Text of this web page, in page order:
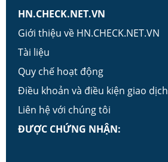
HN.CHECK.NET.VN
Giới thiệu về HN.CHECK.NET.VN
Tài liệu
Quy chế hoạt động
Điều khoản và điều kiện giao dịch
Liên hệ với chúng tôi
ĐƯỢC CHỨNG NHẬN: